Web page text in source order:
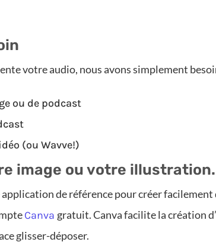
votre audio, nous avons simplement
ou de podcast
(ou Wavve!)
image ou votre illustration.
application de référence pour créer facilement
Canva gratuit. Canva facilite la création
glisser-déposer.